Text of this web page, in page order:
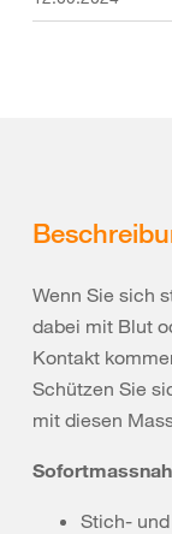
Wenn Sie sich
dabei mit Blut
Kontakt
Schützen Sie
mit diesen
Stich-